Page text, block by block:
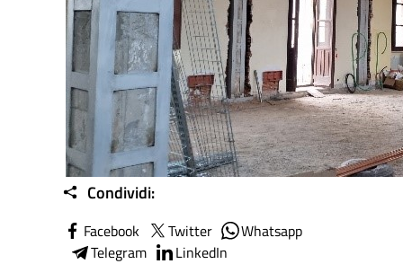
Condividi:
Facebook Twitter
Whatsapp
Telegram
LinkedIn